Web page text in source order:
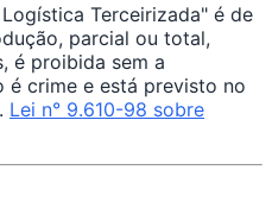
Terceirizada" é de
parcial ou total,
é proibida sem a
é crime e está previsto no
Lei n° 9.610-98 sobre